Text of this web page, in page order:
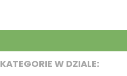
KATEGORIE W DZIALE: